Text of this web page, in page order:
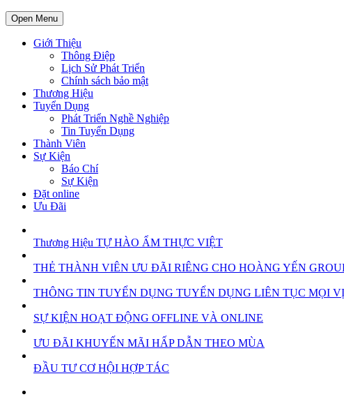
Open Menu
Giới Thiệu
Thông Điệp
Lịch Sử Phát Triển
Chính sách bảo mật
Thương Hiệu
Tuyển Dụng
Phát Triển Nghề Nghiệp
Tin Tuyển Dụng
Thành Viên
Sự Kiện
Báo Chí
Sự Kiện
Đặt online
Ưu Đãi
Thương Hiệu TỰ HÀO ẨM THỰC VIỆT
THẺ THÀNH VIÊN ƯU ĐÃI RIÊNG CHO HOÀNG YẾN
THÔNG TIN TUYỂN DỤNG TUYỂN DỤNG LIÊN TỤC MỌI
SỰ KIỆN HOẠT ĐỘNG OFFLINE VÀ ONLINE
ƯU ĐÃI KHUYẾN MÃI HẤP DẪN THEO MÙA
ĐẦU TƯ CƠ HỘI HỢP TÁC